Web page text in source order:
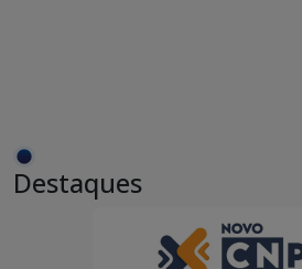
Destaques